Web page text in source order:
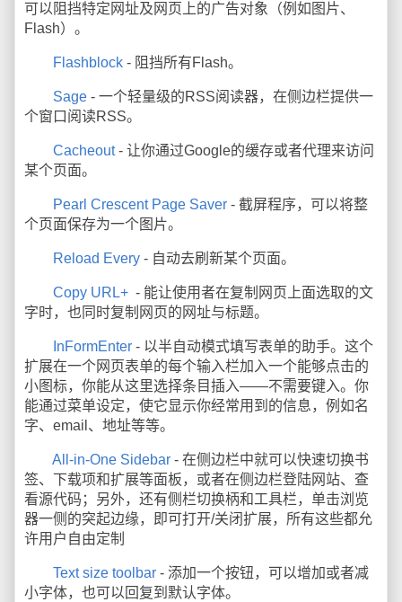
可以阻挡特定网址及网页上的广告对象（例如图片、
Flash）。
Flashblock - 阻挡所有Flash。
Sage - 一个轻量级的RSS阅读器，在侧边栏提供一
个窗口阅读RSS。
Cacheout- 让你通过Google的缓存或者代理来访问
某个页面。
Pearl Crescent Page Saver - 截屏程序，可以将整
个页面保存为一个图片。
Reload Every - 自动去刷新某个页面。
Copy URL+ - 能让使用者在复制网页上面选取的文
字时，也同时复制网页的网址与标题。
InFormEnter - 以半自动模式填写表单的助手。这个
扩展在一个网页表单的每个输入栏加入一个能够点击的
小图标，你能从这里选择条目插入——不需要键入。你
能通过菜单设定，使它显示你经常用到的信息，例如名
字、email、地址等等。
All-in-One Sidebar - 在侧边栏中就可以快速切换书
签、下载项和扩展等面板，或者在侧边栏登陆网站、查
看源代码；另外，还有侧栏切换柄和工具栏，单击浏览
器一侧的突起边缘，即可打开/关闭扩展，所有这些都允
许用户自由定制
Text size toolbar - 添加一个按钮，可以增加或者减
小字体，也可以回复到默认字体。